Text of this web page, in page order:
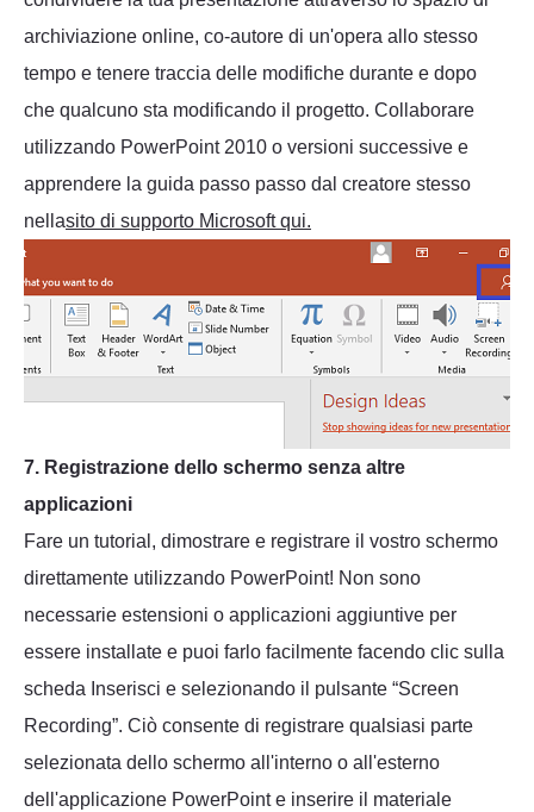
archiviazione online, co-autore di un'opera allo stesso
tempo e tenere traccia delle modifiche durante e dopo
che qualcuno sta modificando il progetto. Collaborare
utilizzando PowerPoint 2010 o versioni successive e
apprendere la guida passo passo dal creatore stesso
nellasito di supporto Microsoft qui.
7. Registrazione dello schermo senza altre
applicazioni
Fare un tutorial, dimostrare e registrare il vostro schermo
direttamente utilizzando PowerPoint! Non sono
necessarie estensioni o applicazioni aggiuntive per
essere installate e puoi farlo facilmente facendo clic sulla
scheda Inserisci e selezionando il pulsante “Screen
Recording”. Ciò consente di registrare qualsiasi parte
selezionata dello schermo all'interno o all'esterno
dell'applicazione PowerPoint e inserire il materiale